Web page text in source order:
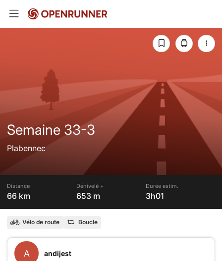
Semaine 33-3
Plabennec
Distance
66 km
Dénivelé +
653 m
Durée estim.
3h01
Vélo de route Boucle
A andijest